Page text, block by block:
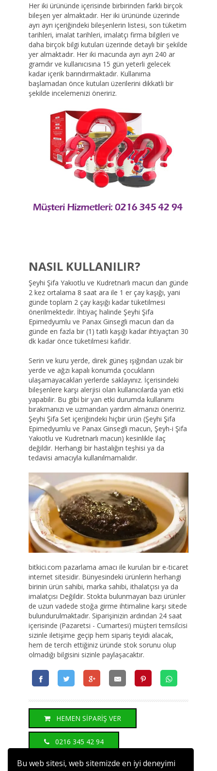
Bu web sitesi, web sitemizde en iyi deneyimi
Her iki ürününde içerisinde birbirinden farklı birçok
bileşen yer almaktadır. Her iki ürününde üzerinde
ayrı ayrı içeriğindeki bileşenlerin listesi, son tüketim
tarihleri, imalat tarihleri, imalatçı firma bilgileri ve
daha birçok bilgi kutuları üzerinde detaylı bir şekilde
yer almaktadır. Her iki macunda ayrı ayrı 240 ar
gramdır ve kullanıcısına 15 gün yeterli gelecek
kadar içerik barındırmaktadır. Kullanıma
başlamadan önce kutuları üzerilerini dikkatli bir
şekilde incelemenizi öneririz.
NASIL KULLANILIR?
Şeyhi Şifa Yakıotlu ve Kudretnarlı macun dan günde
2 kez ortalama 8 saat ara ile 1 er çay kaşığı, yani
günde toplam 2 çay kaşığı kadar tüketilmesi
önerilmektedir. İhtiyaç halinde Şeyhi Şifa
Epimedyumlu ve Panax Ginsegli macun dan da
günde en fazla bir (1) tatlı kaşığı kadar ihtiyaçtan 30
dk kadar önce tüketilmesi kafidir.
Serin ve kuru yerde, direk güneş ışığından uzak bir
yerde ve ağzı kapalı konumda çocukların
ulaşamayacakları yerlerde saklayınız. İçerisindeki
bileşenlere karşı alerjisi olan kullanıcılarda yan etki
yapabilir. Bu gibi bir yan etki durumda kullanımı
bırakmanızı ve uzmandan yardım almanızı öneririz.
Şeyhi Şifa Set içeriğindeki hiçbir ürün (Şeyhi Şifa
Epimedyumlu ve Panax Ginsegli macun, Şeyh-i Şifa
Yakıotlu ve Kudretnarlı macun) kesinlikle ilaç
değildir. Herhangi bir hastalığın teşhisi ya da
tedavisi amacıyla kullanılmamalıdır.
bitkici.com pazarlama amacı ile kurulan bir e-ticaret
internet sitesidir. Bünyesindeki ürünlerin herhangi
birinin ürün sahibi, marka sahibi, ithalatçısı ya da
imalatçısı Değildir. Stokta bulunmayan bazı ürünler
de uzun vadede stoğa girme ihtimaline karşı sitede
bulundurulmaktadır. Siparişinizin ardından 24 saat
içerisinde (Pazaretsi - Cumartesi) müşteri temsilcisi
sizinle iletişime geçip hem sipariş teyidi alacak,
hem de tercih ettiğiniz üründe stok sorunu olup
olmadığı bilgisini sizinle paylaşacaktır.
HEMEN SİPARİŞ VER
0216 345 42 94